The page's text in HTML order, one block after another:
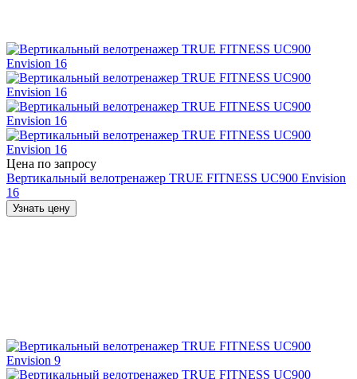
Цена по запросу
Вертикальный велотренажер TRUE FITNESS UC900 Envision
16
Узнать цену